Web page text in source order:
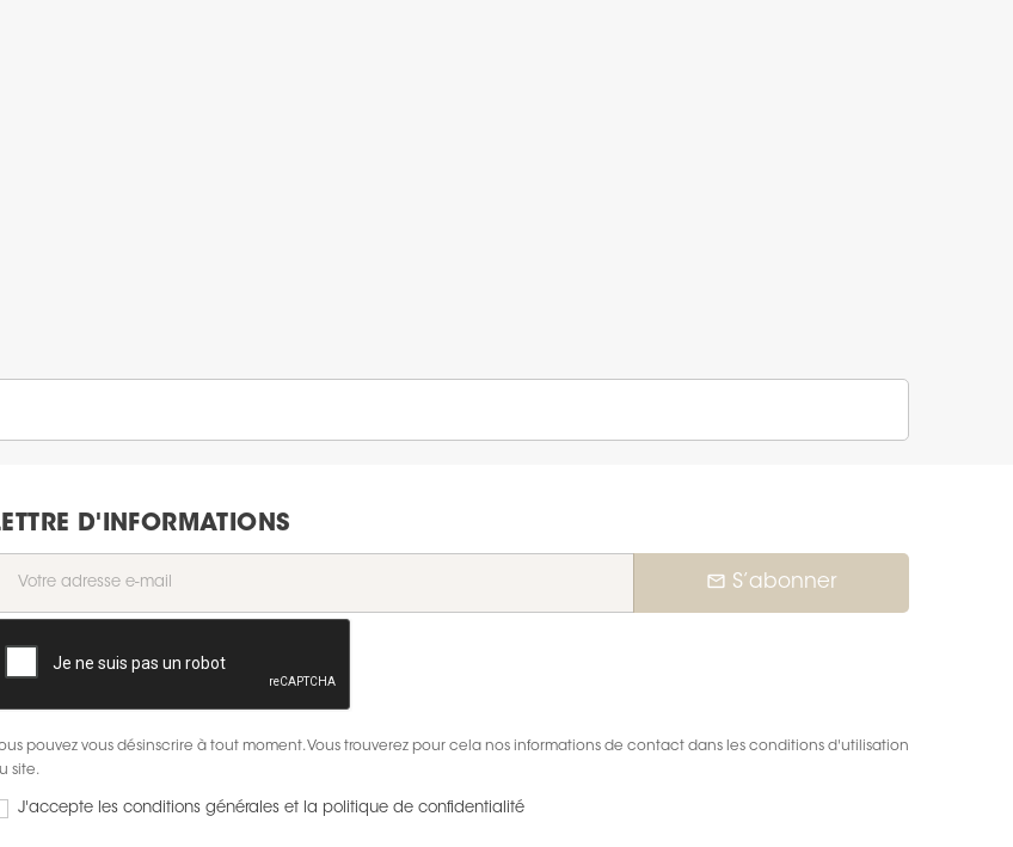
D'INFORMATIONS
mail_outline S’abonner
pouvez vous désinscrire à tout moment. Vous trouverez pour cela nos informations de contact dans les conditions d'utilisation
site.
J'accepte les conditions générales et la politique de confidentialité